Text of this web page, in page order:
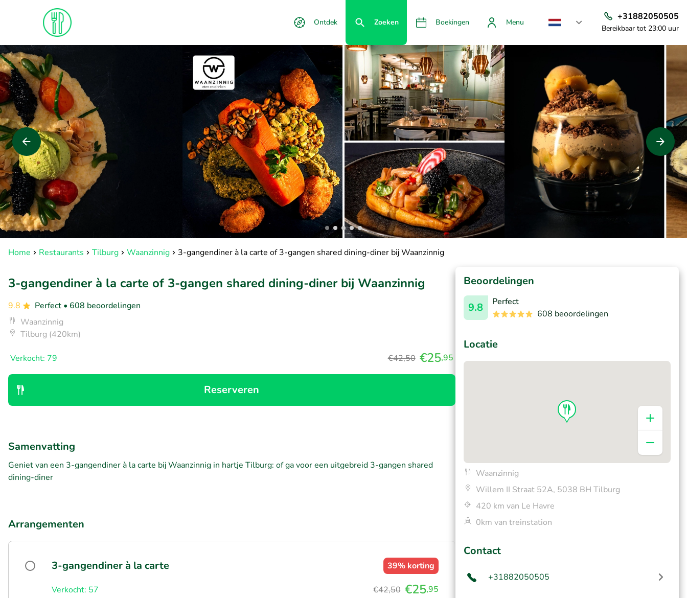
Ontdek Zoeken Boekingen Menu
+31882050505
Bereikbaar tot 23:00 uur
Home Restaurants Tilburg Waanzinnig 3-gangendiner à la carte of 3-gangen shared dining-diner bij Waanzinnig
3-gangendiner à la carte of 3-gangen shared dining-diner bij Waanzinnig
9.8 Perfect • 608 beoordelingen
Waanzinnig
Tilburg (420km)
Verkocht: 79 €42,50 €25,95
Reserveren
Samenvatting
Geniet van een 3-gangendiner à la carte bij Waanzinnig in hartje Tilburg: of ga voor een uitgebreid 3-gangen shared
dining-diner
Arrangementen
3-gangendiner à la carte 39% korting
Verkocht: 57 €42,50 €25,95
Beoordelingen
9.8
Perfect
608 beoordelingen
Locatie
Waanzinnig
Willem II Straat 52A, 5038 BH Tilburg
420 km van Le Havre
0km van treinstation
Contact
+31882050505